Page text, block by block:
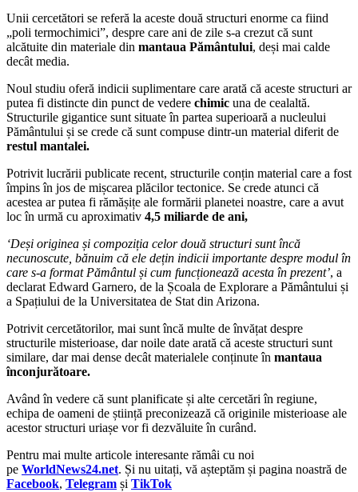
Unii cercetători se referă la aceste două structuri enorme ca fiind
„poli termochimici”, despre care ani de zile s-a crezut că sunt
alcătuite din materiale din mantaua Pământului, deși mai calde
decât media.
Noul studiu oferă indicii suplimentare care arată că aceste structuri ar
putea fi distincte din punct de vedere chimic una de cealaltă.
Structurile gigantice sunt situate în partea superioară a nucleului
Pământului și se crede că sunt compuse dintr-un material diferit de
restul mantalei.
Potrivit lucrării publicate recent, structurile conțin material care a fost
împins în jos de mișcarea plăcilor tectonice. Se crede atunci că
acestea ar putea fi rămășițe ale formării planetei noastre, care a avut
loc în urmă cu aproximativ 4,5 miliarde de ani,
‘Deși originea și compoziția celor două structuri sunt încă
necunoscute, bănuim că ele dețin indicii importante despre modul în
care s-a format Pământul și cum funcționează acesta în prezent’, a
declarat Edward Garnero, de la Școala de Explorare a Pământului și
a Spațiului de la Universitatea de Stat din Arizona.
Potrivit cercetătorilor, mai sunt încă multe de învățat despre
structurile misterioase, dar noile date arată că aceste structuri sunt
similare, dar mai dense decât materialele conținute în mantaua
înconjurătoare.
Având în vedere că sunt planificate și alte cercetări în regiune,
echipa de oameni de știință preconizează că originile misterioase ale
acestor structuri uriașe vor fi dezvăluite în curând.
Pentru mai multe articole interesante rămâi cu noi
pe WorldNews24.net. Și nu uitați, vă așteptăm și pagina noastră de
Facebook, Telegram și TikTok